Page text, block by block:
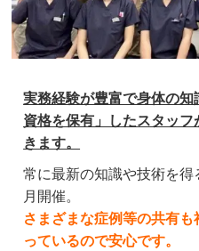
実務経験が豊富で身体の
資格を保有」したスタッ
きます。
常に最新の知識や技術を
月開催。
さまざまな症例等の共有
っているので安心です。